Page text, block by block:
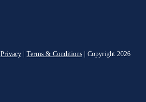
Privacy
Terms & Conditions | Copyright 2026